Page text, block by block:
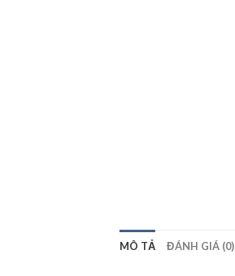
MÔ TẢ ĐÁNH GIÁ (0)